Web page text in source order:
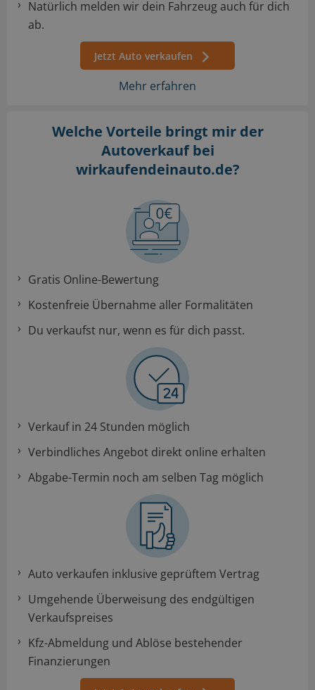
Natürlich melden wir dein Fahrzeug auch für dich
ab.
Jetzt Auto verkaufen
Mehr erfahren
Welche Vorteile bringt mir der
Autoverkaufbei
wirkaufendeinauto.de?
Gratis Online-Bewertung
Kostenfreie Übernahme aller Formalitäten
Du verkaufst nur, wenn es für dich passt.
Verkauf in 24 Stunden möglich
Verbindliches Angebot direkt online erhalten
Abgabe-Termin noch am selben Tag möglich
Auto verkaufen inklusive geprüftem Vertrag
Umgehende Überweisung des endgültigen
Verkaufspreises
Kfz-Abmeldung und Ablöse bestehender
Finanzierungen